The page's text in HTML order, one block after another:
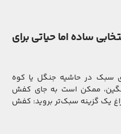
ساده اما حیاتی برای
سبک در حاشیه جنگل یا کوه
ممکن است به جای کفش
یک گزینه سبک‌تر بروید: کفش